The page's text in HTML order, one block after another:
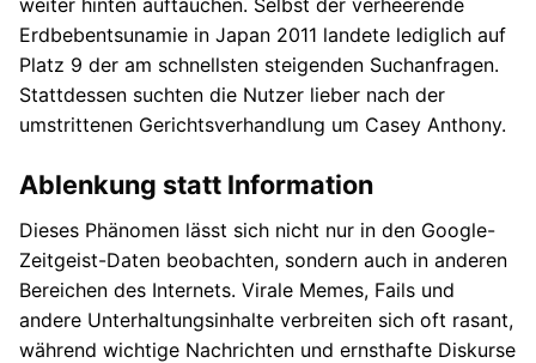
weiter hinten auftauchen. Selbst der verheerende
Erdbebentsunamie in Japan 2011 landete lediglich auf
Platz 9 der am schnellsten steigenden Suchanfragen.
Stattdessen suchten die Nutzer lieber nach der
umstrittenen Gerichtsverhandlung um Casey Anthony.
Ablenkung statt Information
Dieses Phänomen lässt sich nicht nur in den Google-
Zeitgeist-Daten beobachten, sondern auch in anderen
Bereichen des Internets. Virale Memes, Fails und
andere Unterhaltungsinhalte verbreiten sich oft rasant,
während wichtige Nachrichten und ernsthafte Diskurse